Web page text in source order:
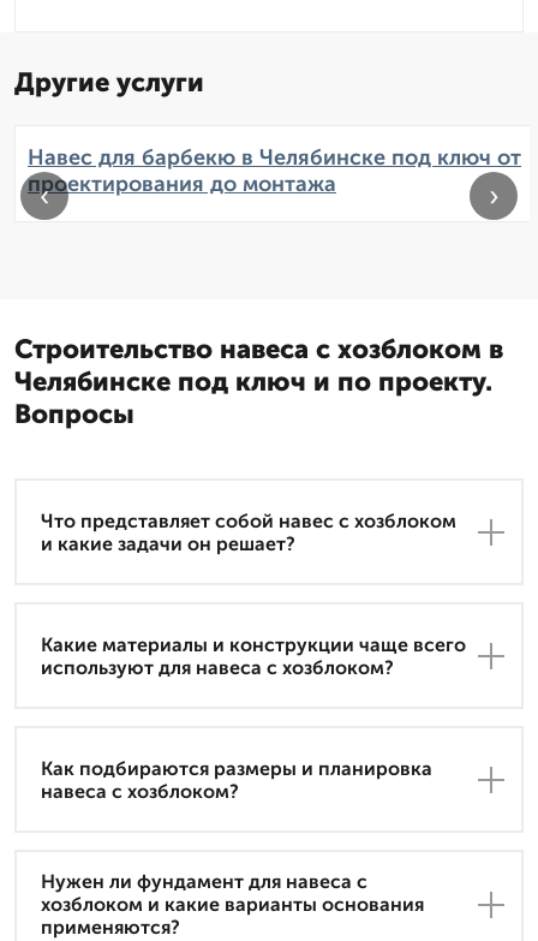
Другие услуги
Навес для барбекю в Челябинске под ключ от
проектирования до монтажа
‹ ›
Строительство навеса с хозблоком в
Челябинске под ключ и по проекту.
Вопросы
Что представляет собой навес с хозблоком
и какие задачи он решает?
Какие материалы и конструкции чаще всего
используют для навеса с хозблоком?
Как подбираются размеры и планировка
навеса с хозблоком?
Нужен ли фундамент для навеса с
хозблоком и какие варианты основания
применяются?